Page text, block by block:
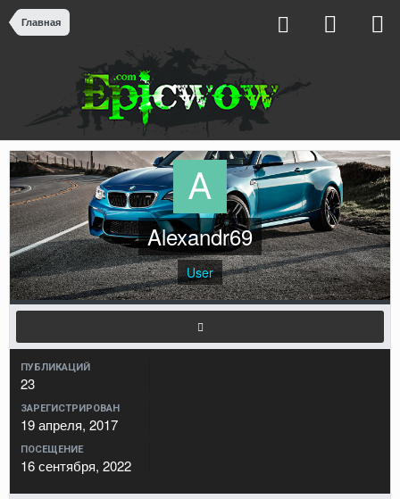
Главная
Alexandr69
User
ПУБЛИКАЦИЙ
23
ЗАРЕГИСТРИРОВАН
19 апреля, 2017
ПОСЕЩЕНИЕ
16 сентября, 2022